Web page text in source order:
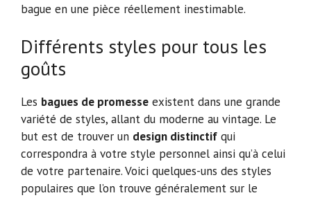
bague en une pièce réellement inestimable.
Différents styles pour tous les
goûts
Les bagues de promesse existent dans une grande
variété de styles, allant du moderne au vintage. Le
but est de trouver un design distinctif qui
correspondra à votre style personnel ainsi qu’à celui
de votre partenaire. Voici quelques-uns des styles
populaires que l’on trouve généralement sur le